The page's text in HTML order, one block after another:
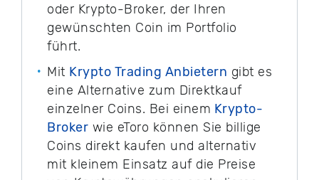
oder Krypto-Broker, der Ihren
gewünschten Coin im Portfolio
führt.
Mit Krypto Trading Anbietern gibt es
eine Alternative zum Direktkauf
einzelner Coins. Bei einem Krypto-
Broker wie eToro können Sie billige
Coins direkt kaufen und alternativ
mit kleinem Einsatz auf die Preise